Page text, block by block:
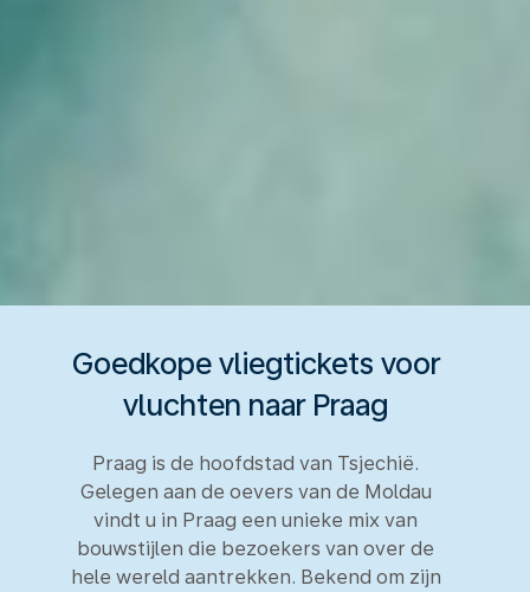
Goedkope vliegtickets voor
vluchten naar Praag
Praag is de hoofdstad van Tsjechië.
Gelegen aan de oevers van de Moldau
vindt u in Praag een unieke mix van
bouwstijlen die bezoekers van over de
hele wereld aantrekken. Bekend om zijn